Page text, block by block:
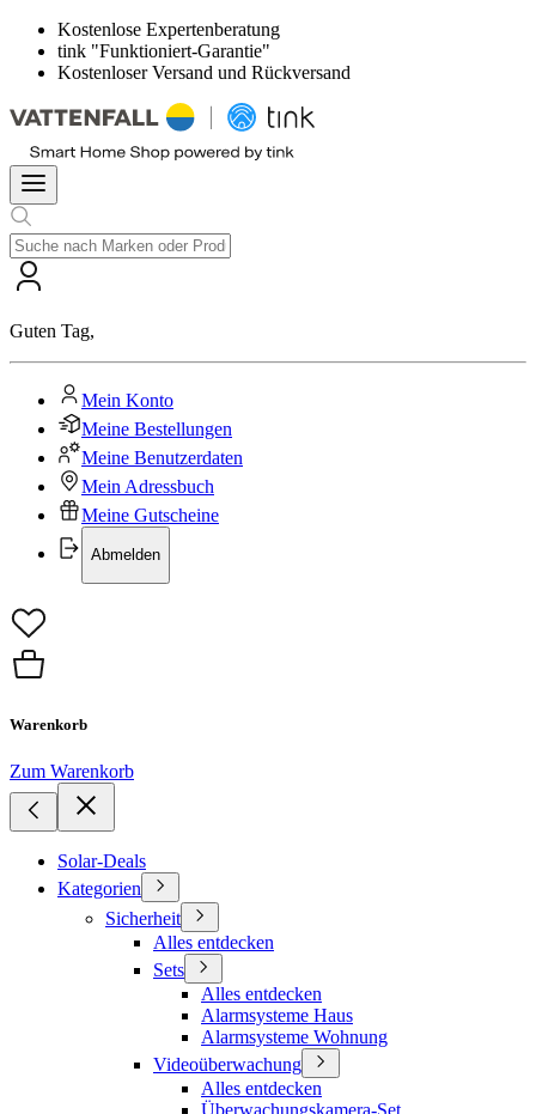
Kostenlose Expertenberatung
tink "Funktioniert-Garantie"
Kostenloser Versand und Rückversand
Guten Tag,
Mein Konto
Meine Bestellungen
Meine Benutzerdaten
Mein Adressbuch
Meine Gutscheine
Abmelden
Warenkorb
Zum Warenkorb
Solar-Deals
Kategorien
Sicherheit
Alles entdecken
Sets
Alles entdecken
Alarmsysteme Haus
Alarmsysteme Wohnung
Videoüberwachung
Alles entdecken
Überwachungskamera-Set